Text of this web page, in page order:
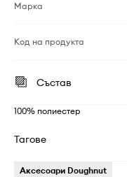
Марка
Код на продукта
Състав
100% полиестер
Тагове
Аксесоари Doughnut